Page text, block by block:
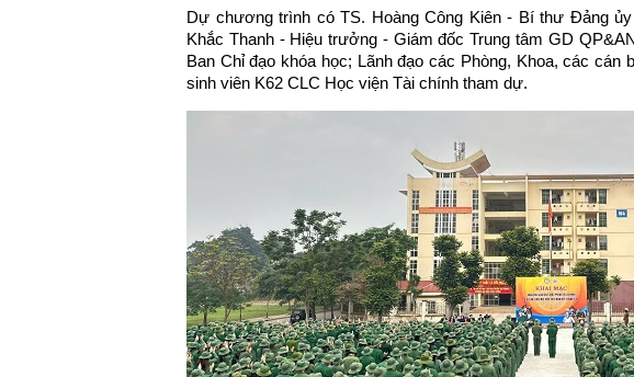
Dự chương trình có TS. Hoàng Công Kiên - Bí thư Đảng
Khắc Thanh - Hiệu trưởng - Giám đốc Trung tâm GD
Ban Chỉ đạo khóa học; Lãnh đạo các Phòng, Khoa, các cán
sinh viên K62 CLC Học viện Tài chính tham dự.